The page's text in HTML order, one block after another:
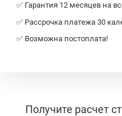
✅ Гарантия 12 месяцев на
✅ Рассрочка платежа 30
✅ Возможна постоплата!
Получите расчет